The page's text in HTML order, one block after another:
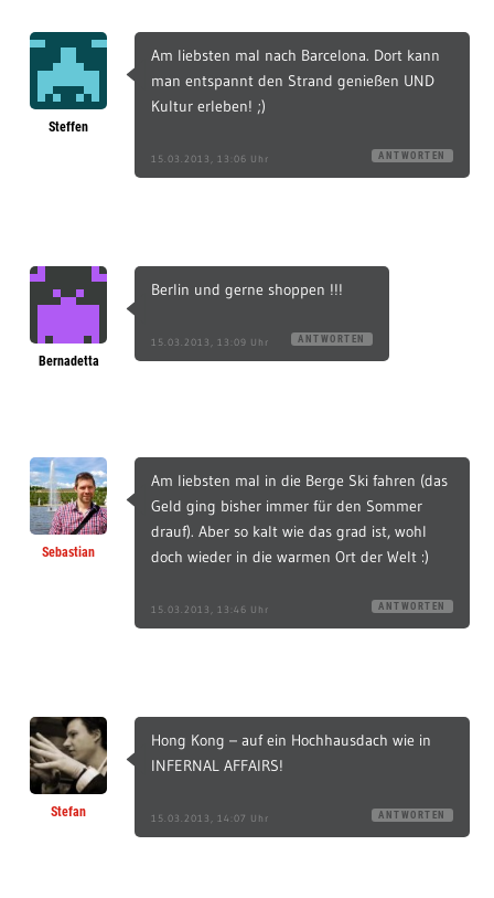
Steffen
Am liebsten mal nach Barcelona. Dort kann
man entspannt den Strand genießen UND
Kultur erleben! ;)
15.03.2013, 13:06 Uhr ANTWORTEN
Bernadetta
Berlin und gerne shoppen !!!
15.03.2013, 13:09 Uhr ANTWORTEN
Sebastian
Am liebsten mal in die Berge Ski fahren (das
Geld ging bisher immer für den Sommer
drauf). Aber so kalt wie das grad ist, wohl
doch wieder in die warmen Ort der Welt :)
15.03.2013, 13:46 Uhr ANTWORTEN
Stefan
Hong Kong – auf ein Hochhausdach wie in
INFERNAL AFFAIRS!
15.03.2013, 14:07 Uhr ANTWORTEN